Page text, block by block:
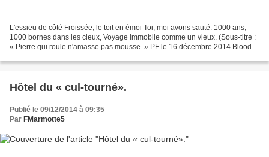
L'essieu de côté Froissée, le toit en émoi Toi, moi avons sauté. 1000 ans,
1000 bornes dans les cieux, Voyage immobile comme un vieux. (Sous-titre :
« Pierre qui roule n'amasse pas mousse. » PF le 16 décembre 2014 Blood,
Hôtel du « cul-tourné».
Publié le 09/12/2014 à 09:35
Par FMarmotte5